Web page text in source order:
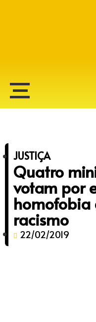
JUSTIÇA
Quatro
votam por
homofobia
racismo
22/02/2019